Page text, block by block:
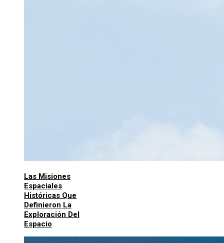
Las Misiones
Espaciales
Históricas Que
Definieron La
Exploración Del
Espacio